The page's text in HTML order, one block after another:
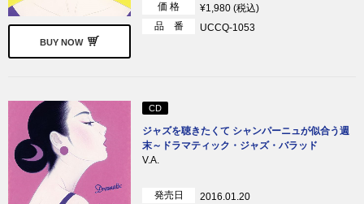
BUY NOW
価 格
¥1,980 (税込)
品 番
UCCQ-1053
CD
ジャズを聴きたくて シャンパーニュが似合う週
末～ドラマティック・ジャズ・バラッド
V.A.
発売日
2016.01.20